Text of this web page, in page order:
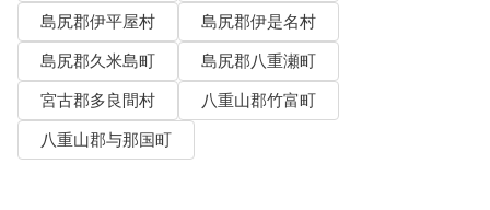
島尻郡伊平屋村
島尻郡伊是名村
島尻郡久米島町
島尻郡八重瀬町
宮古郡多良間村
八重山郡竹富町
八重山郡与那国町